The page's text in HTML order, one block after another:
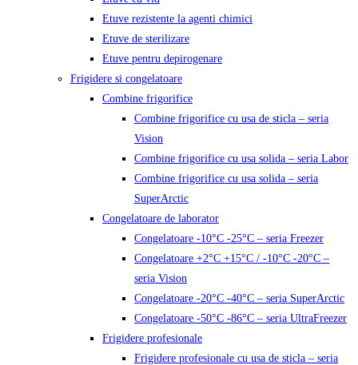
Etuve rezistente la agenti chimici
Etuve de sterilizare
Etuve pentru depirogenare
Frigidere si congelatoare
Combine frigorifice
Combine frigorifice cu usa de sticla – seria
Vision
Combine frigorifice cu usa solida – seria Labor
Combine frigorifice cu usa solida – seria
SuperArctic
Congelatoare de laborator
Congelatoare -10°C -25°C – seria Freezer
Congelatoare +2°C +15°C / -10°C -20°C –
seria Vision
Congelatoare -20°C -40°C – seria SuperArctic
Congelatoare -50°C -86°C – seria UltraFreezer
Frigidere profesionale
Frigidere profesionale cu usa de sticla – seria